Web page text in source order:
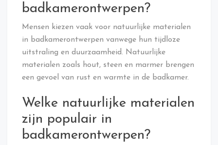
badkamerontwerpen?
Mensen kiezen vaak voor natuurlijke materialen
in badkamerontwerpen vanwege hun tijdloze
uitstraling en duurzaamheid. Natuurlijke
materialen zoals hout, steen en marmer brengen
een gevoel van rust en warmte in de badkamer.
Welke natuurlijke materialen
zijn populair in
badkamerontwerpen?